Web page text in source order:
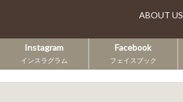
ABOUT US
Instagram
インスラグラム
Facebook
フェイスブック